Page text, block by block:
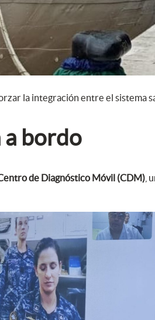
la integración entre el sistema
a bordo
de Diagnóstico Móvil (CDM) ,